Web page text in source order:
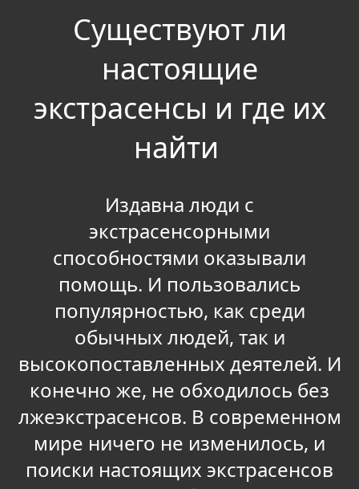
Существуют ли
настоящие
экстрасенсы и где их
найти
Издавна люди с
экстрасенсорными
способностями оказывали
помощь. И пользовались
популярностью, как среди
обычных людей, так и
высокопоставленных деятелей. И
конечно же, не обходилось без
лжеэкстрасенсов. В современном
мире ничего не изменилось, и
поиски настоящих экстрасенсов